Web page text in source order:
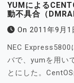
YUMによる
動不具合（
On 2011年9月1
NEC Express5800
バで、yumを用い
とにした。